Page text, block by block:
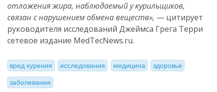
отложения жира, наблюдаемый у курильщиков,
связан с нарушением обмена веществ», — цитирует
руководителя исследований Джеймса Грега Терри
сетевое издание MedTecNews.ru.
вред курения исследования медицина здоровье
заболевания